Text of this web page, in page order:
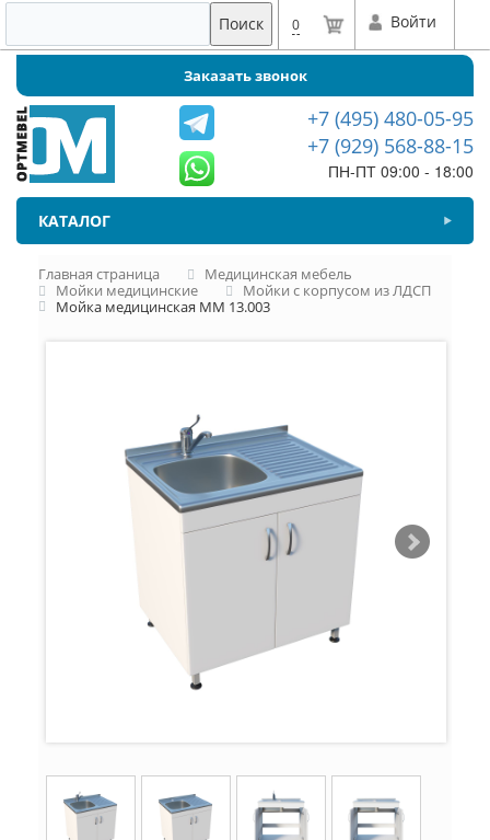
Поиск 0 Войти
Заказать звонок
+7 (495) 480-05-95
+7 (929) 568-88-15
ПН-ПТ 09:00 - 18:00
КАТАЛОГ
Главная страница
Медицинская мебель
Мойки медицинские
Мойки с корпусом из ЛДСП
Мойка медицинская ММ 13.003